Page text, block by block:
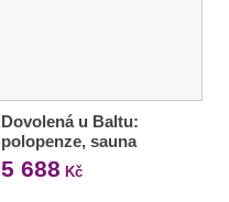
Dovolená u Baltu:
polopenze, sauna
5 688 Kč